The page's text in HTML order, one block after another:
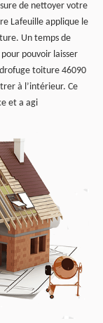
de nettoyer votre
Lafeuille applique le
Un temps de
pouvoir laisser
toiture 46090
à l’intérieur. Ce
et a agi